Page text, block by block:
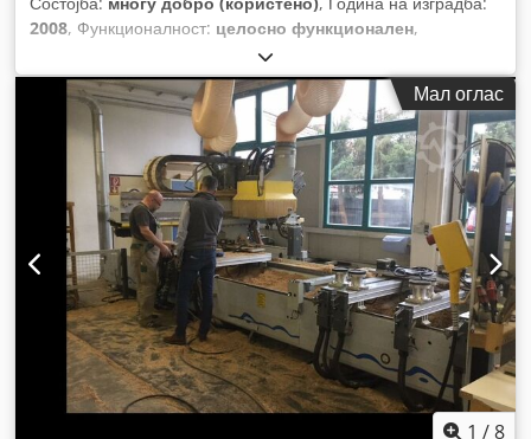
2008, Функционалност: целосно функционален,
Мал оглас
1 /8